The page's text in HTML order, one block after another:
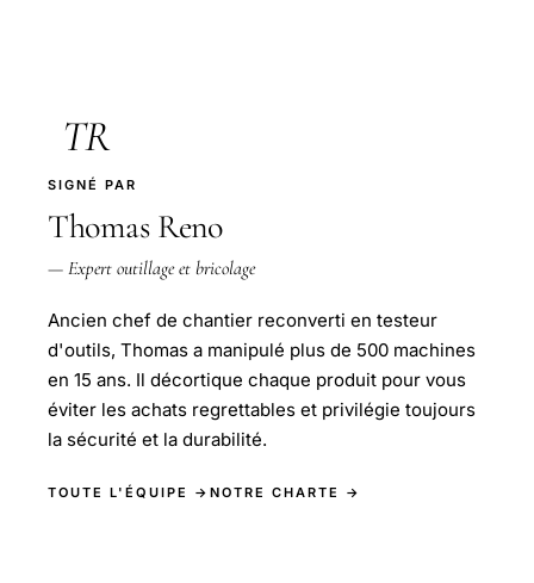
TR
SIGNÉ PAR
Thomas Reno
— Expert outillage et bricolage
Ancien chef de chantier reconverti en testeur
d'outils, Thomas a manipulé plus de 500 machines
en 15 ans. Il décortique chaque produit pour vous
éviter les achats regrettables et privilégie toujours
la sécurité et la durabilité.
TOUTE L'ÉQUIPE → NOTRE CHARTE →